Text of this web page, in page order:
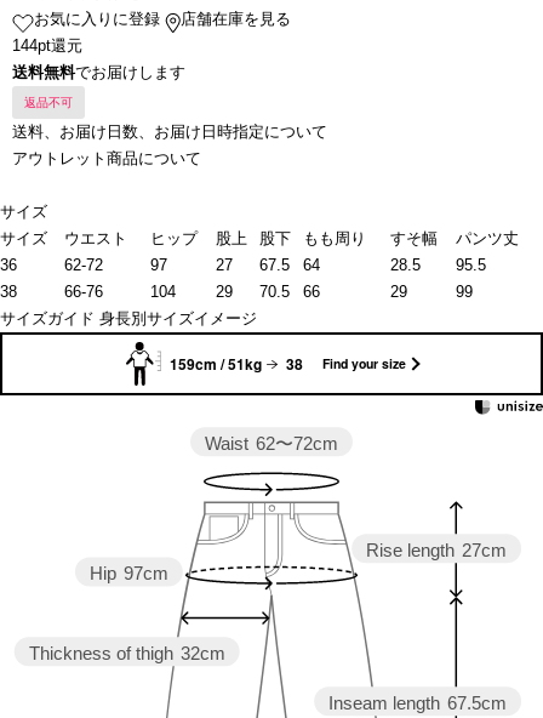
お気に入りに登録
店舗在庫を見る
144pt還元
送料無料でお届けします
返品不可
送料、お届け日数、お届け日時指定について
アウトレット商品について
サイズ
サイズ
ウエスト ヒップ 股上 股下 もも周り すそ幅
パンツ丈
36
62-72 97 27 67.5 64 28.5
95.5
38
66-76 104 29 70.5 66 29
99
サイズガイド 身長別サイズイメージ
159cm / 51kg 38 Find your size
Inseam length 67.5cm
Rise length 27cm
Thickness of thigh 32cm
Hip 97cm
Waist 62〜72cm